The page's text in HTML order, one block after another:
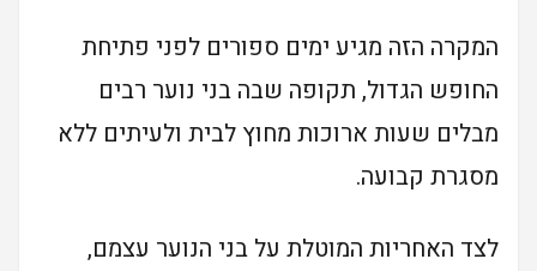
המקרה הזה מגיע ימים ספורים לפני פתיחת
החופש הגדול, תקופה שבה בני נוער רבים
מבלים שעות ארוכות מחוץ לבית ולעיתים ללא
מסגרת קבועה.
לצד האחריות המוטלת על בני הנוער עצמם,